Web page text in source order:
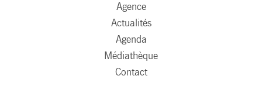
Agence
Actualités
Agenda
Médiathèque
Contact